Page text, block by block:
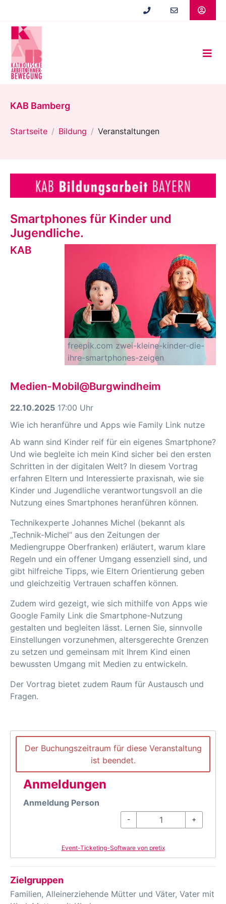
springen
KAB Bamberg
Startseite Bildung Veranstaltungen
Smartphones für Kinder und
Jugendliche.
freepik.com zwei-kleine-kinder-die-
ihre-smartphones-zeigen
KAB
Medien-Mobil@Burgwindheim
22.10.2025 17:00 Uhr
Wie ich heranführe und Apps wie Family Link nutze
Ab wann sind Kinder reif für ein eigenes Smartphone?
Und wie begleite ich mein Kind sicher bei den ersten
Schritten in der digitalen Welt? In diesem Vortrag
erfahren Eltern und Interessierte praxisnah, wie sie
Kinder und Jugendliche verantwortungsvoll an die
Nutzung eines Smartphones heranführen können.
Technikexperte Johannes Michel (bekannt als
„Technik-Michel“ aus den Zeitungen der
Mediengruppe Oberfranken) erläutert, warum klare
Regeln und ein offener Umgang essenziell sind, und
gibt hilfreiche Tipps, wie Eltern Orientierung geben
und gleichzeitig Vertrauen schaffen können.
Zudem wird gezeigt, wie sich mithilfe von Apps wie
Google Family Link die Smartphone-Nutzung
gestalten und begleiten lässt. Lernen Sie, sinnvolle
Einstellungen vorzunehmen, altersgerechte Grenzen
zu setzen und gemeinsam mit Ihrem Kind einen
bewussten Umgang mit Medien zu entwickeln.
Der Vortrag bietet zudem Raum für Austausch und
Fragen.
Der Buchungszeitraum für diese Veranstaltung
ist beendet.
Anmeldungen
Anmeldung Person
- +
Event-Ticketing-Software von pretix
Zielgruppen
Familien, Alleinerziehende Mütter und Väter, Vater mit